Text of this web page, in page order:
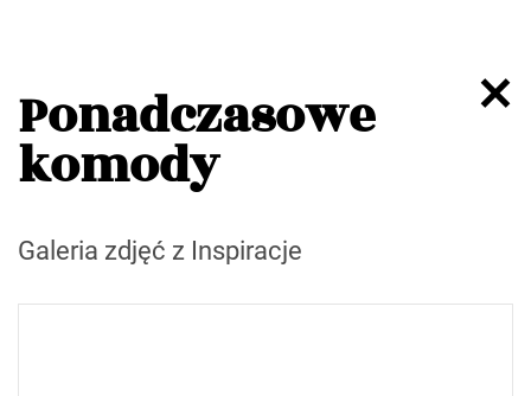
Ponadczasowe
komody
Galeria zdjęć z Inspiracje